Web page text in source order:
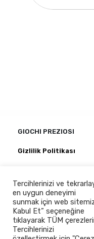
GIOCHI PREZIOSI
Gizlilik Politikası
Merkez Mah.
Bağlar Cad.
No:14 D Blok Kat:2 D:6
İstanbul 34406 · Turkey
+90 212 3225958
Tercihlerinizi ve
en uygun deneyimi
sunmak için web
Kabul Et” seçeneğine
tıklayarak TÜM
Tercihlerinizi